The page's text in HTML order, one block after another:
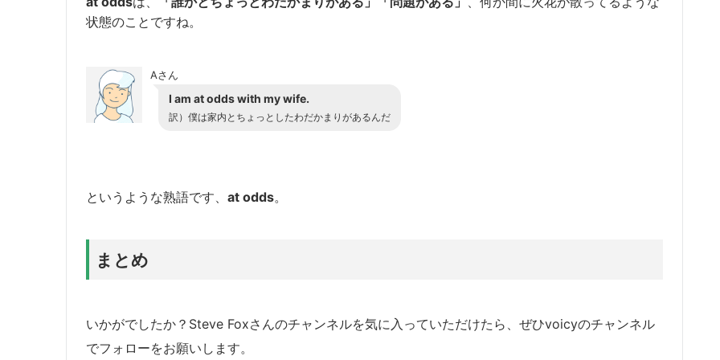
状態のことですね。
Aさん
I am at odds with my wife.
訳）僕は家内とちょっとしたわだかまりがあるんだ
というような熟語です、 at odds。
まとめ
いかがでしたか？Steve Foxさんのチャンネルを気に入っていただけたら、ぜひvoicyのチャンネル
でフォローをお願いします。